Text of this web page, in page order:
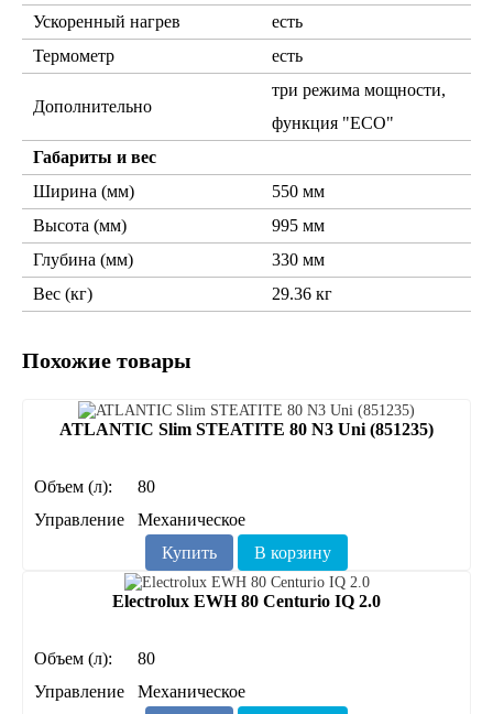
Ускоренный нагрев
есть
Термометр
есть
Дополнительно
три режима мощности,
функция "ECO"
Габариты и вес
Ширина (мм)
550 мм
Высота (мм)
995 мм
Глубина (мм)
330 мм
Вес (кг)
29.36 кг
Похожие товары
ATLANTIC Slim STEATITE 80 N3 Uni (851235)
Объем (л):
80
Управление
Механическое
Купить
В корзину
Electrolux EWH 80 Centurio IQ 2.0
Объем (л):
80
Управление
Механическое